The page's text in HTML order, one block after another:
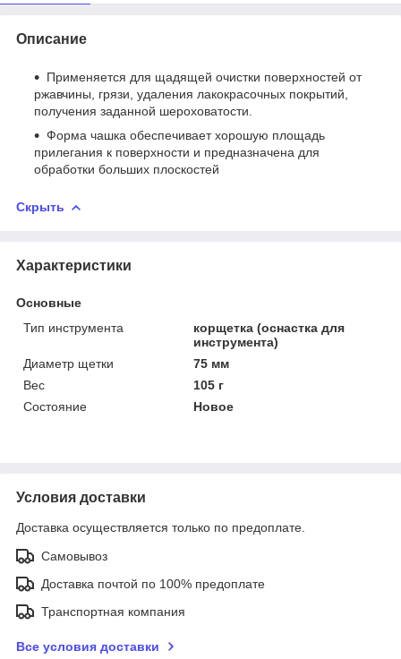
Описание
Применяется для щадящей очистки поверхностей от
ржавчины, грязи, удаления лакокрасочных покрытий,
получения заданной шероховатости.
Форма чашка обеспечивает хорошую площадь
прилегания к поверхности и предназначена для
обработки больших плоскостей
Скрыть
Характеристики
Основные
Тип инструмента
корщетка (оснастка для
инструмента)
Диаметр щетки
75 мм
Вес
105 г
Состояние
Новое
Условия доставки
Доставка осуществляется только по предоплате.
Самовывоз
Доставка почтой по 100% предоплате
Транспортная компания
Все условия доставки